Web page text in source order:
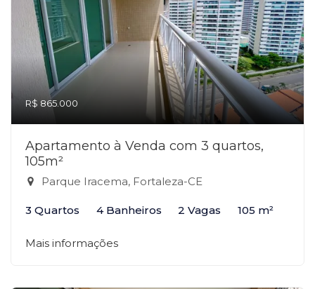
R$ 865.000
Apartamento à Venda com 3 quartos,
105m²
Parque Iracema, Fortaleza-CE
3 Quartos 4 Banheiros 2 Vagas 105 m²
Mais informações